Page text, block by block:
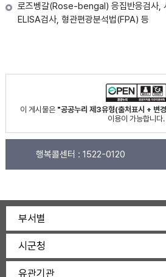
로즈벵갈(Rose-bengal) 응집반응검사,
ELISA검사, 형관편광분석법(FPA) 등
이 게시물은 "공공누리 제3유형(출처표시 + 변
이용이 가능합니다.
행복콜센터 : 1522-0120
부서별
시군청
유관기관